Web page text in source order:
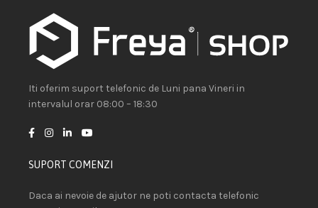
Iti oferim suport telefonic de Luni pana Vineri in
intervalul orar 08:00 – 18:30
SUPORT COMENZI
Daca ai nevoie de ajutor ne poti contacta telefonic